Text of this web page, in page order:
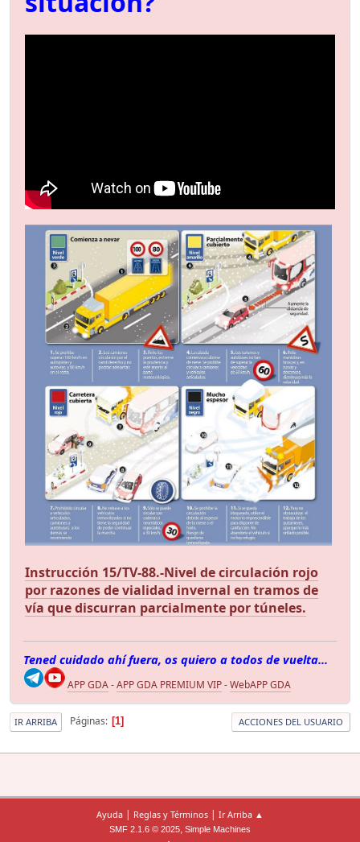
Instrucción 15/TV-88.-Nivel de circulación rojo
por razones de vialidad invernal en tramos de
vía que discurran parcialmente por túneles.
Tened cuidado ahí fuera, os quiero a todos de vuelta...
APP GDA-APP GDA PREMIUM VIP-WebAPP GDA
IR ARRIBA Páginas 1 ACCIONES DEL USUARIO
Ayuda | Reglas y Términos | Ir Arriba ▲
SMF 2.1.6 © 2025, Simple Machines